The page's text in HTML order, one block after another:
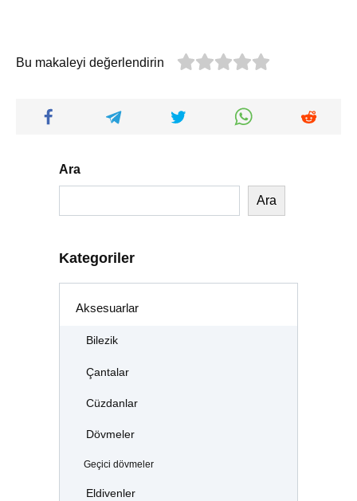
Bu makaleyi değerlendirin
Ara
Ara
Kategoriler
Aksesuarlar
Bilezik
Çantalar
Cüzdanlar
Dövmeler
Geçici dövmeler
Eldivenler